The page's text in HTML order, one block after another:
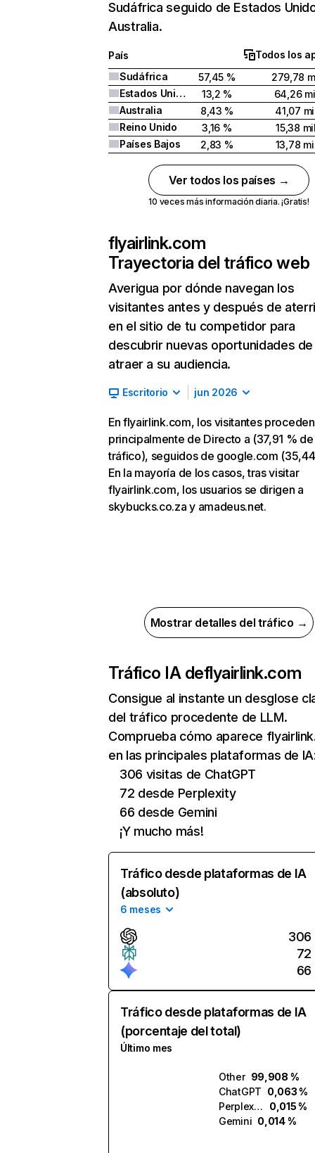
Sudáfrica seguido de Estados
Australia.
País
Todos los
Sudáfrica
57,45 %
279,78
Estados Unidos
13,2 %
64,26
Australia
8,43 %
41,07
Reino Unido
3,16 %
15,38
Países Bajos
2,83 % 13,78
Ver todos los países →
10 veces más información diaria. ¡Gratis!
flyairlink.com
Trayectoria del tráfico web
Averigua por dónde navegan los
visitantes antes y después de
en el sitio de tu competidor para
descubrir nuevas oportunidades de
atraer a su audiencia.
Escritorio jun 2026
En flyairlink.com, los visitantes proceden
principalmente de Directo a (37,91 % de
tráfico), seguidos de google.com
En la mayoría de los casos, tras visitar
flyairlink.com, los usuarios se dirigen a
skybucks.co.za y amadeus.net.
Mostrar detalles del tráfico →
Tráfico IA deflyairlink.com
Consigue al instante un desglose
del tráfico procedente de LLM.
Comprueba cómo aparece
en las principales plataformas de
306 visitas de ChatGPT
72 desde Perplexity
66 desde Gemini
¡Y mucho más!
Tráfico desde plataformas de IA
(absoluto)
6 meses
306
72
66
Tráfico desde plataformas de IA
(porcentaje del total)
Último mes
Other 99,908 %
ChatGPT 0,063 %
Perplexity
0,015 %
Gemini 0,014 %